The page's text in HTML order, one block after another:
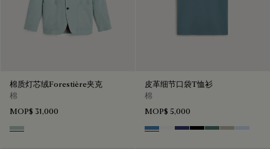
棉质灯芯绒Forestière夹克
棉
MOP$ 31,000
Duck Egg
皮革细节口袋T恤衫
棉
MOP$ 5,000
Stone Blue
Blanc Optique
Marine
NoirDark Green
Salvia